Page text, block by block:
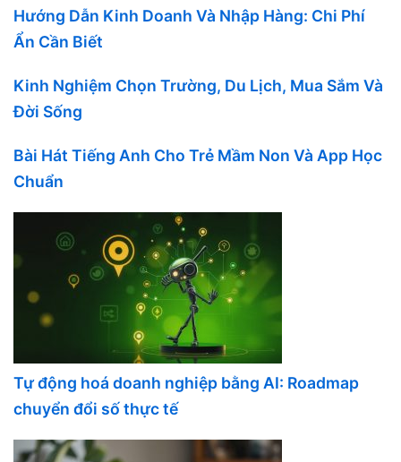
Hướng Dẫn Kinh Doanh Và Nhập Hàng: Chi Phí
Ẩn Cần Biết
Kinh Nghiệm Chọn Trường, Du Lịch, Mua Sắm Và
Đời Sống
Bài Hát Tiếng Anh Cho Trẻ Mầm Non Và App Học
Chuẩn
Tự động hoá doanh nghiệp bằng AI: Roadmap
chuyển đổi số thực tế